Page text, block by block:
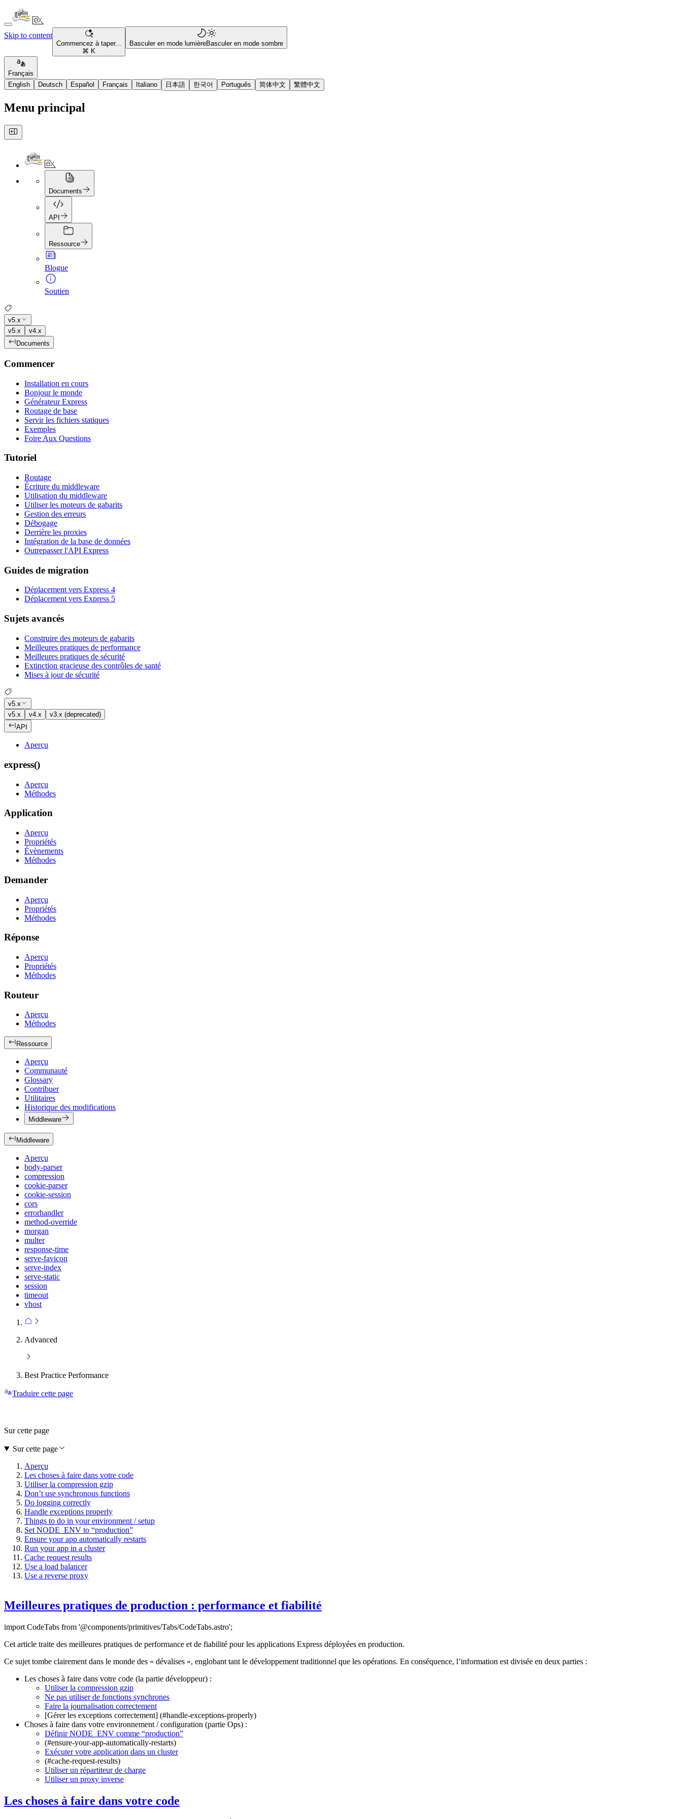
Skip to content
Commencez à taper...
⌘ K
Basculer en mode lumièreBasculer en mode sombre
Français
English
Deutsch Español Français Italiano 日本語 한국어 Português 简体中文 繁體中文
Menu principal
Documents
API
Ressource
Blogue
Soutien
v5.x
v5.x
v4.x
Documents
Commencer
Installation en cours
Bonjour le monde
Générateur Express
Routage de base
Servir les fichiers statiques
Exemples
Foire Aux Questions
Tutoriel
Routage
Écriture du middleware
Utilisation du middleware
Utiliser les moteurs de gabarits
Gestion des erreurs
Débogage
Derrière les proxies
Intégration de la base de données
Outrepasser l'API Express
Guides de migration
Déplacement vers Express 4
Déplacement vers Express 5
Sujets avancés
Construire des moteurs de gabarits
Meilleures pratiques de performance
Meilleures pratiques de sécurité
Extinction gracieuse des contrôles de santé
Mises à jour de sécurité
v5.x
v5.x
v4.x
v3.x (deprecated)
API
Aperçu
express()
Aperçu
Méthodes
Application
Aperçu
Propriétés
Évènements
Méthodes
Demander
Aperçu
Propriétés
Méthodes
Réponse
Aperçu
Propriétés
Méthodes
Routeur
Aperçu
Méthodes
Ressource
Aperçu
Communauté
Glossary
Contribuer
Utilitaires
Historique des modifications
Middleware
Middleware
Aperçu
body-parser
compression
cookie-parser
cookie-session
cors
errorhandler
method-override
morgan
multer
response-time
serve-favicon
serve-index
serve-static
session
timeout
vhost
Advanced
Best Practice Performance
Traduire cette page
Meilleures pratiques de production : performance et fiabilité
import CodeTabs from '@components/primitives/Tabs/CodeTabs.astro';
Cet article traite des meilleures pratiques de performance et de fiabilité pour les applications Express déployées en production.
Ce sujet tombe clairement dans le monde des « dévalises », englobant tant le développement traditionnel que les opérations. En conséquence, l’information est divisée en deux parties :
Les choses à faire dans votre code (la partie développeur) :
Utiliser la compression gzip
Ne pas utiliser de fonctions synchrones
Faire la journalisation correctement
[Gérer les exceptions correctement] (#handle-exceptions-properly)
Choses à faire dans votre environnement / configuration (partie Ops) :
Définir NODE_ENV comme “production”
(#ensure-your-app-automatically-restarts)
Exécuter votre application dans un cluster
(#cache-request-results)
Utiliser un répartiteur de charge
Utiliser un proxy inverse
Les choses à faire dans votre code
Sur cette page
Sur cette page
Aperçu
Les choses à faire dans votre code
Utiliser la compression gzip
Don’t use synchronous functions
Do logging correctly
Handle exceptions properly
Things to do in your environment / setup
Set NODE_ENV to “production”
Ensure your app automatically restarts
Run your app in a cluster
Cache request results
Use a load balancer
Use a reverse proxy